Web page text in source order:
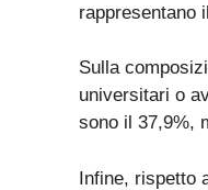
rappresentano
Sulla
universitari o
sono il 37,9%,
Infine, rispetto